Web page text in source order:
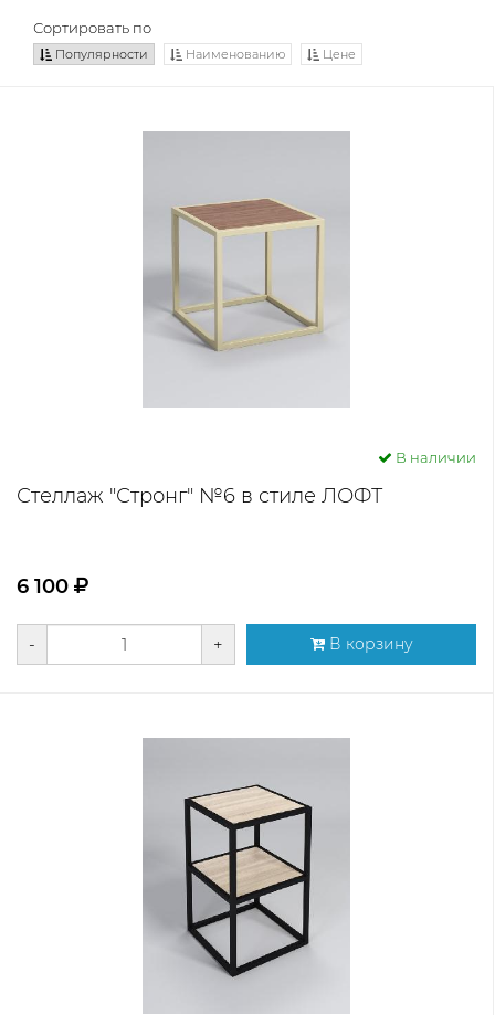
Сортировать по
Популярности Наименованию Цене
В наличии
Стеллаж "Стронг" №6 в стиле ЛОФТ
6 100
- + В корзину